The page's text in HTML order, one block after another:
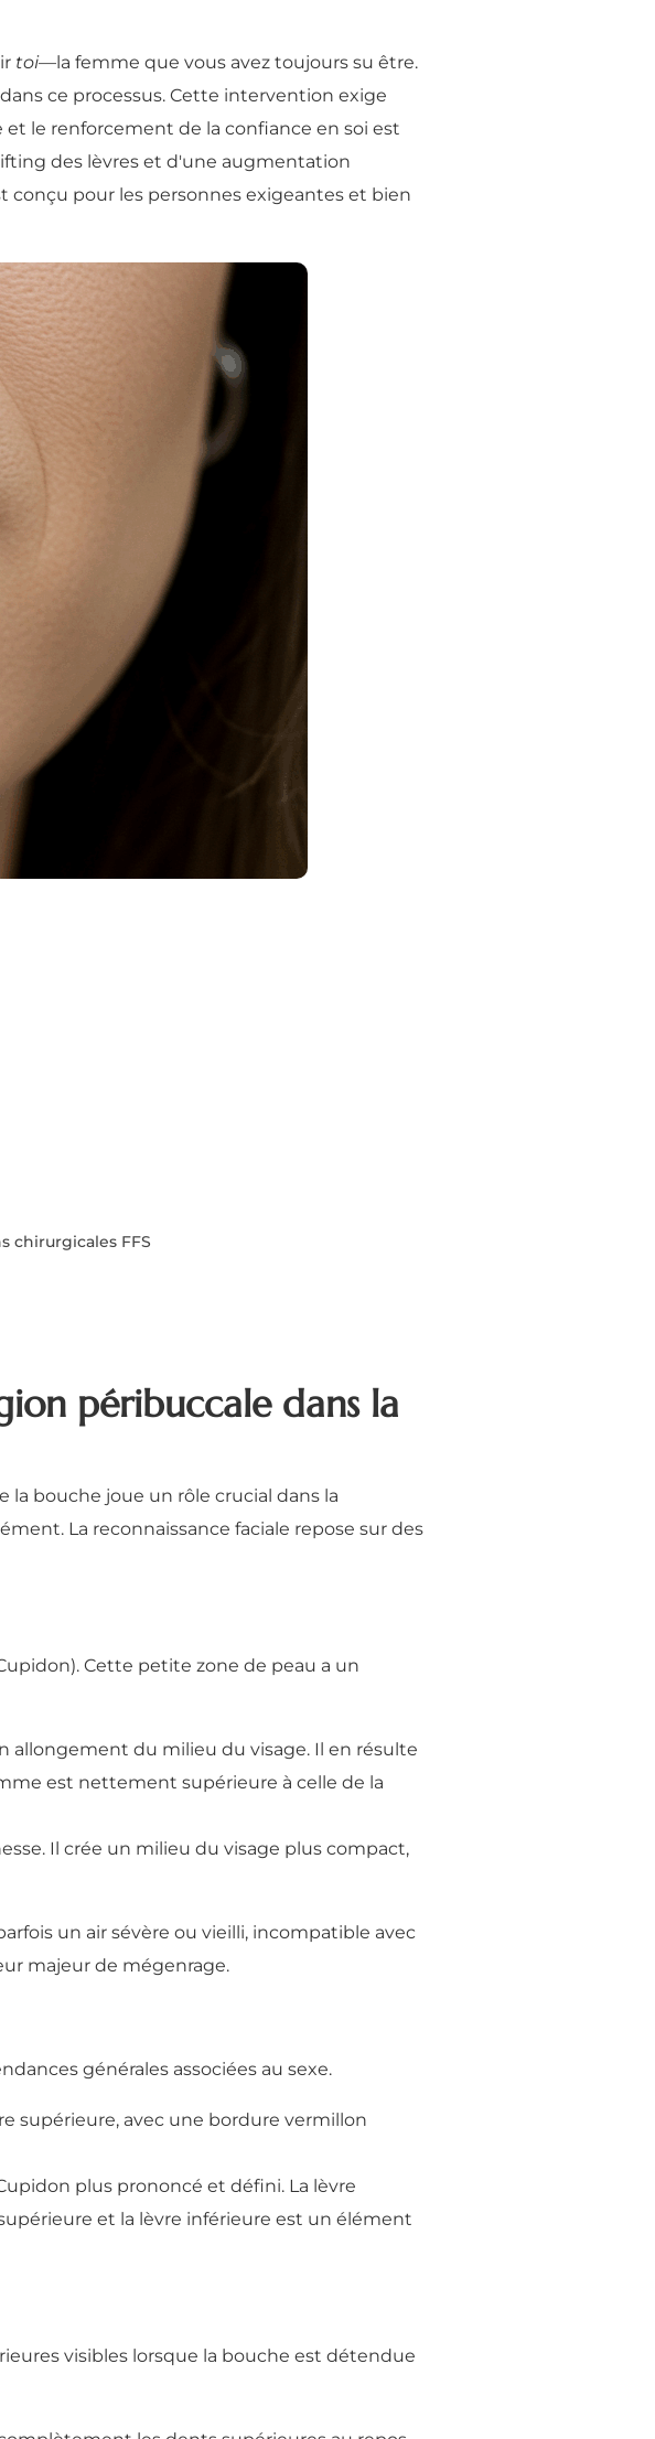
toi—la femme que vous avez toujours su être.
ce processus. Cette intervention exige
le renforcement de la confiance en soi est
des lèvres et d'une augmentation
conçu pour les personnes exigeantes et bien
chirurgicales FFS
péribuccale dans la
la bouche joue un rôle crucial dans la
La reconnaissance faciale repose sur des
Cette petite zone de peau a un
allongement du milieu du visage. Il en résulte
est nettement supérieure à celle de la
Il crée un milieu du visage plus compact,
un air sévère ou vieilli, incompatible avec
majeur de mégenrage.
générales associées au sexe.
supérieure, avec une bordure vermillon
plus prononcé et défini. La lèvre
et la lèvre inférieure est un élément
visibles lorsque la bouche est détendue